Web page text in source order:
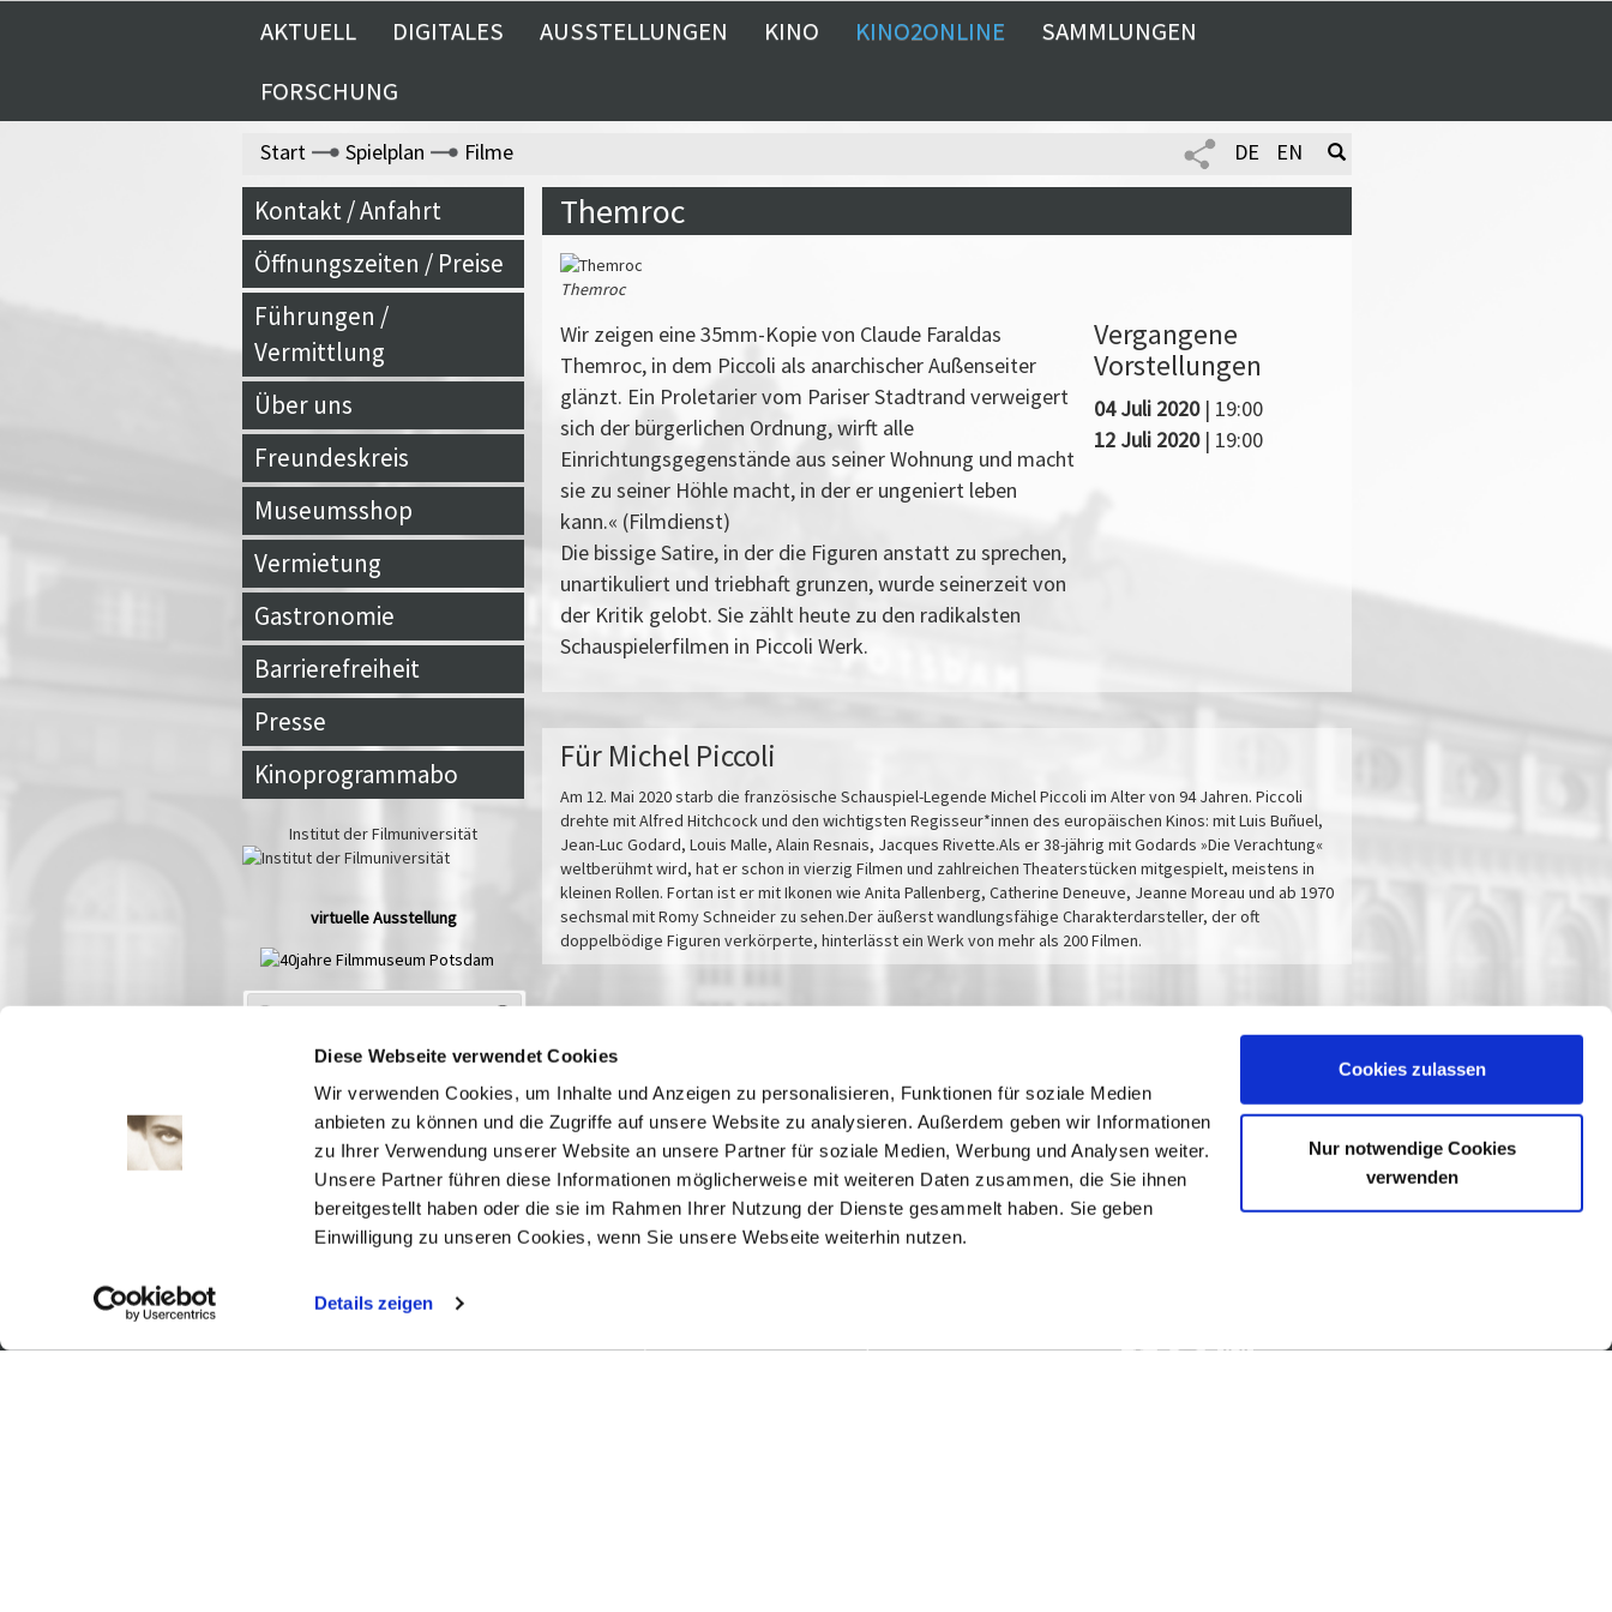
Diese Webseite verwendet Cookies
Wir verwenden Cookies, um Inhalte und Anzeigen zu personalisieren, Funktionen für soziale Medien
anbieten zu können und die Zugriffe auf unsere Website zu analysieren. Außerdem geben wir Informationen
zu Ihrer Verwendung unserer Website an unsere Partner für soziale Medien, Werbung und Analysen weiter.
Unsere Partner führen diese Informationen möglicherweise mit weiteren Daten zusammen, die Sie ihnen
bereitgestellt haben oder die sie im Rahmen Ihrer Nutzung der Dienste gesammelt haben. Sie geben
Einwilligung zu unseren Cookies, wenn Sie unsere Webseite weiterhin nutzen.
Details zeigen
Cookies zulassen
Nur notwendige Cookies
verwenden
AKTUELL DIGITALES AUSSTELLUNGEN KINO KINO2ONLINE
SAMMLUNGEN
FORSCHUNG
Start Spielplan Filme DE EN
Kontakt / Anfahrt
Öffnungszeiten / Preise
Führungen /
Vermittlung
Über uns
Freundeskreis
Museumsshop
Vermietung
Gastronomie
Barrierefreiheit
Presse
Kinoprogrammabo
Institut der Filmuniversität
virtuelle Ausstellung
Spielplan Aug 2026
Mi Do Fr Sa So
1
2
4 5 6 7 8
9
11 12 13 14 15
16
18 19 20 21 22
23
25 26 27 28 29
30
Themroc
Themroc
Wir zeigen eine 35mm-Kopie von Claude Faraldas
Themroc, in dem Piccoli als anarchischer Außenseiter
glänzt. Ein Proletarier vom Pariser Stadtrand verweigert
sich der bürgerlichen Ordnung, wirft alle
Einrichtungsgegenstände aus seiner Wohnung und macht
sie zu seiner Höhle macht, in der er ungeniert leben
kann.« (Filmdienst)
Die bissige Satire, in der die Figuren anstatt zu sprechen,
unartikuliert und triebhaft grunzen, wurde seinerzeit von
der Kritik gelobt. Sie zählt heute zu den radikalsten
Schauspielerfilmen in Piccoli Werk.
Vergangene
Vorstellungen
04 Juli 2020| 19:00
12 Juli 2020| 19:00
Für Michel Piccoli
Am 12. Mai 2020 starb die französische Schauspiel-Legende Michel Piccoli im Alter von 94 Jahren. Piccoli
drehte mit Alfred Hitchcock und den wichtigsten Regisseur*innen des europäischen Kinos: mit Luis Buñuel,
Jean-Luc Godard, Louis Malle, Alain Resnais, Jacques Rivette.Als er 38-jährig mit Godards »Die Verachtung«
weltberühmt wird, hat er schon in vierzig Filmen und zahlreichen Theaterstücken mitgespielt, meistens in
kleinen Rollen. Fortan ist er mit Ikonen wie Anita Pallenberg, Catherine Deneuve, Jeanne Moreau und ab 1970
sechsmal mit Romy Schneider zu sehen.Der äußerst wandlungsfähige Charakterdarsteller, der oft
doppelbödige Figuren verkörperte, hinterlässt ein Werk von mehr als 200 Filmen.